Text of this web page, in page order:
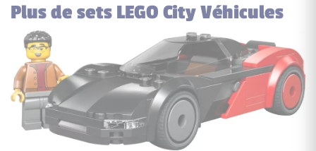
Plus de sets LEGO City Véhicules